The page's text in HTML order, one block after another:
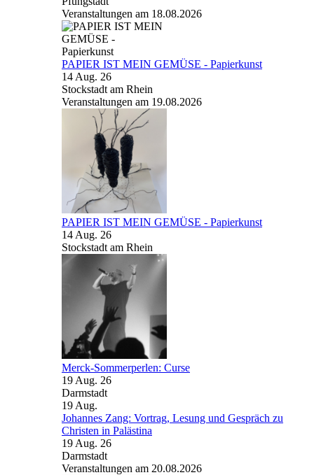
Veranstaltungen am 18.08.2026
PAPIER IST MEIN GEMÜSE - Papierkunst
14 Aug. 26
Stockstadt am Rhein
Veranstaltungen am 19.08.2026
PAPIER IST MEIN GEMÜSE - Papierkunst
14 Aug. 26
Stockstadt am Rhein
Merck-Sommerperlen: Curse
19 Aug. 26
Darmstadt
19 Aug.
Johannes Zang: Vortrag, Lesung und Gespräch zu
Christen in Palästina
19 Aug. 26
Darmstadt
Veranstaltungen am 20.08.2026